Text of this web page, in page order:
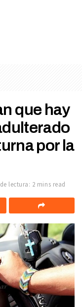
que hay
por la
lectura: 2 mins read